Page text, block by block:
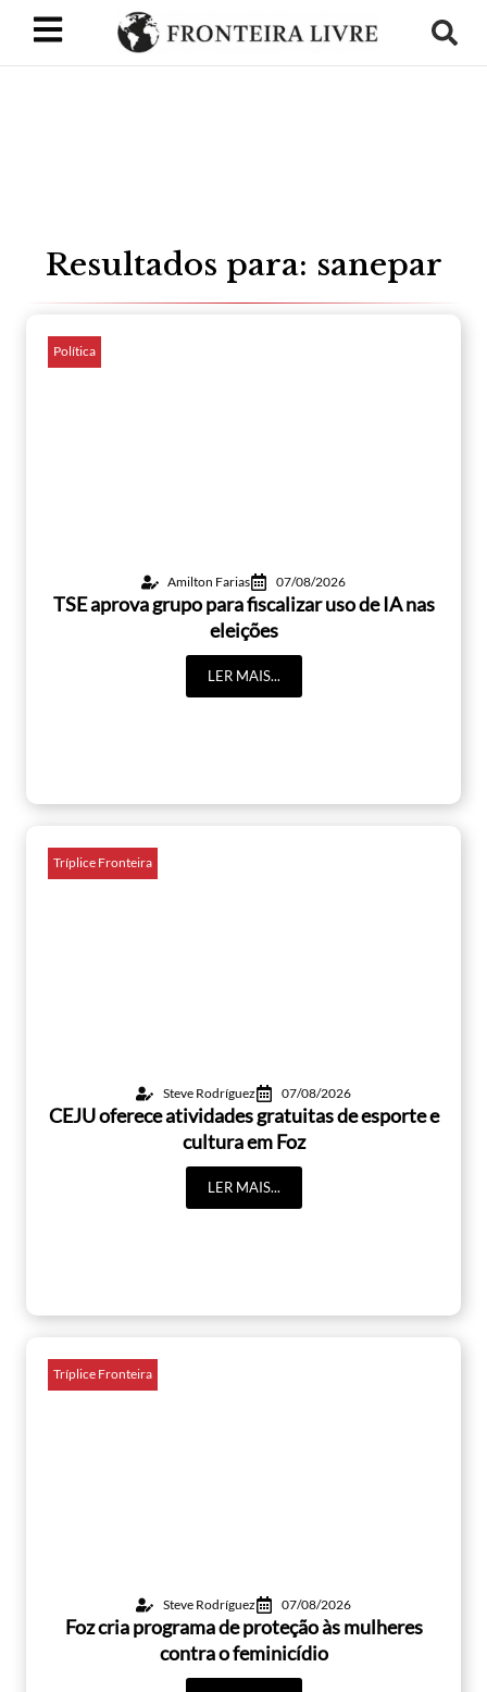
Resultados para: sanepar
Política
Amilton Farias 07/08/2026
TSE aprova grupo para fiscalizar uso de IA nas
eleições
LER MAIS...
Tríplice Fronteira
Steve Rodríguez 07/08/2026
CEJU oferece atividades gratuitas de esporte e
cultura em Foz
LER MAIS...
Tríplice Fronteira
Steve Rodríguez 07/08/2026
Foz cria programa de proteção às mulheres
contra o feminicídio